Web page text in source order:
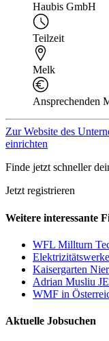
Haubis GmbH
Teilzeit
Melk
Ansprechenden
Zur Website des
einrichten
Finde jetzt schneller
Jetzt registrieren
Weitere interessante
WFL Millturn
Kaisergarten
Adrian Musliu
WMF in
Aktuelle Jobsuchen